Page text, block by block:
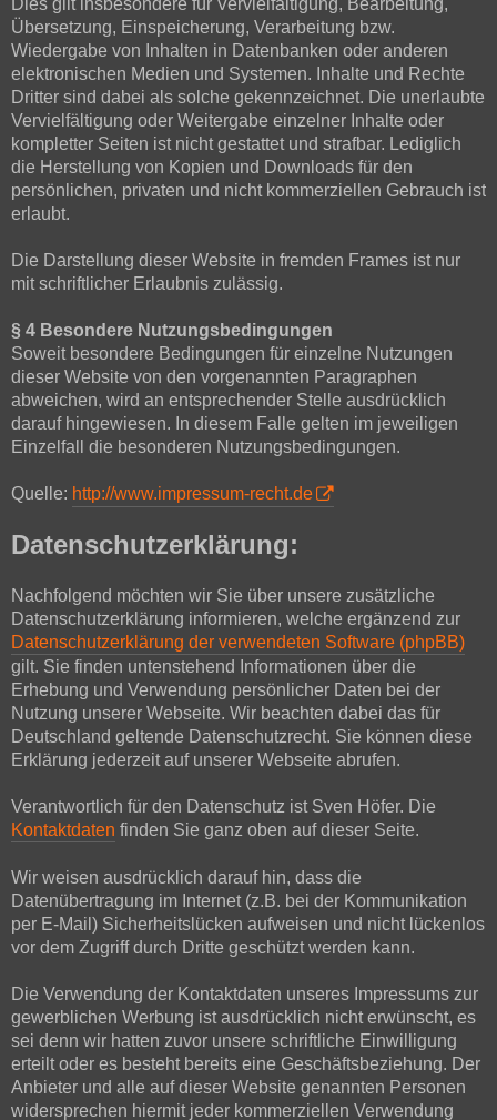
Übersetzung, Einspeicherung, Verarbeitung bzw.
Wiedergabe von Inhalten in Datenbanken oder anderen
elektronischen Medien und Systemen. Inhalte und Rechte
Dritter sind dabei als solche gekennzeichnet. Die unerlaubte
Vervielfältigung oder Weitergabe einzelner Inhalte oder
kompletter Seiten ist nicht gestattet und strafbar. Lediglich
die Herstellung von Kopien und Downloads für den
persönlichen, privaten und nicht kommerziellen Gebrauch ist
erlaubt.
Die Darstellung dieser Website in fremden Frames ist nur
mit schriftlicher Erlaubnis zulässig.
§ 4 Besondere Nutzungsbedingungen
Soweit besondere Bedingungen für einzelne Nutzungen
dieser Website von den vorgenannten Paragraphen
abweichen, wird an entsprechender Stelle ausdrücklich
darauf hingewiesen. In diesem Falle gelten im jeweiligen
Einzelfall die besonderen Nutzungsbedingungen.
Quelle: http://www.impressum-recht.de
Datenschutzerklärung:
Nachfolgend möchten wir Sie über unsere zusätzliche
Datenschutzerklärung informieren, welche ergänzend zur
Datenschutzerklärung der verwendeten Software (phpBB)
gilt. Sie finden untenstehend Informationen über die
Erhebung und Verwendung persönlicher Daten bei der
Nutzung unserer Webseite. Wir beachten dabei das für
Deutschland geltende Datenschutzrecht. Sie können diese
Erklärung jederzeit auf unserer Webseite abrufen.
Verantwortlich für den Datenschutz ist Sven Höfer. Die
Kontaktdaten finden Sie ganz oben auf dieser Seite.
Wir weisen ausdrücklich darauf hin, dass die
Datenübertragung im Internet (z.B. bei der Kommunikation
per E-Mail) Sicherheitslücken aufweisen und nicht lückenlos
vor dem Zugriff durch Dritte geschützt werden kann.
Die Verwendung der Kontaktdaten unseres Impressums zur
gewerblichen Werbung ist ausdrücklich nicht erwünscht, es
sei denn wir hatten zuvor unsere schriftliche Einwilligung
erteilt oder es besteht bereits eine Geschäftsbeziehung. Der
Anbieter und alle auf dieser Website genannten Personen
widersprechen hiermit jeder kommerziellen Verwendung